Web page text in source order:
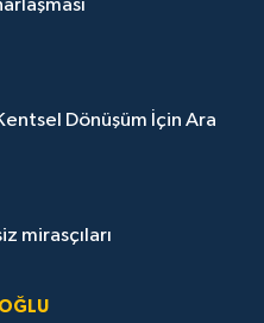
Dönüşüm İçin Ara
mirasçıları